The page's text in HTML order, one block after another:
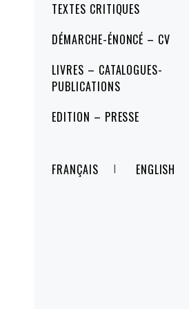
TEXTES CRITIQUES
DÉMARCHE-ÉNONCÉ – CV
LIVRES – CATALOGUES-
PUBLICATIONS
EDITION – PRESSE
FRANÇAIS ENGLISH